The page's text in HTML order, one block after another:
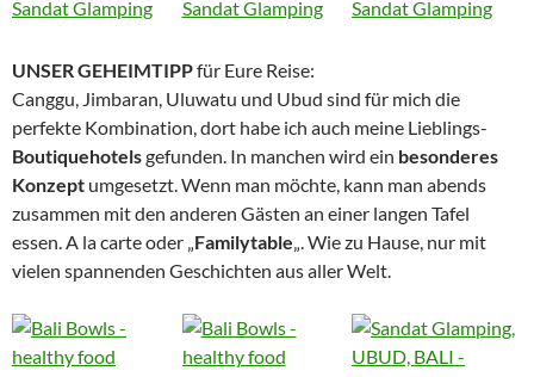
UNSER GEHEIMTIPPfür Eure Reise:
Canggu, Jimbaran, Uluwatu und Ubud sind für mich die
perfekte Kombination, dort habe ich auch meine Lieblings-
Boutiquehotelsgefunden. In manchen wird ein besonderes
Konzept umgesetzt. Wenn man möchte, kann man abends
zusammen mit den anderen Gästen an einer langen Tafel
essen. A la carte oder „Familytable„. Wie zu Hause, nur mit
vielen spannenden Geschichten aus aller Welt.